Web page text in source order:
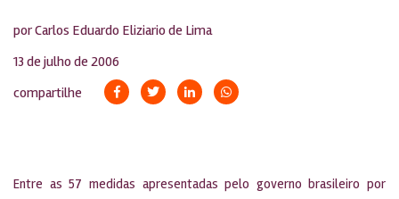
por Carlos Eduardo Eliziario de Lima
13 de julho de 2006
compartilhe
Entre as 57 medidas apresentadas pelo governo brasileiro por